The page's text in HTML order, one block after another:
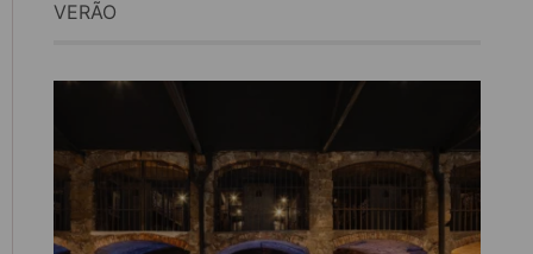
VERÃO